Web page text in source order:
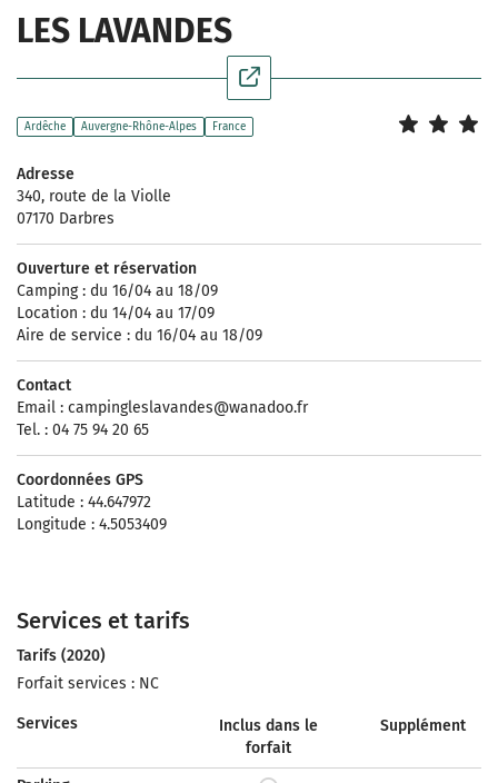
LES LAVANDES
Ardêche Auvergne-Rhône-Alpes France
Adresse
340, route de la Violle
07170 Darbres
Ouverture et réservation
Camping : du 16/04 au 18/09
Location : du 14/04 au 17/09
Aire de service : du 16/04 au 18/09
Contact
Email : campingleslavandes@wanadoo.fr
Tel. : 04 75 94 20 65
Coordonnées GPS
Latitude : 44.647972
Longitude : 4.5053409
Services et tarifs
Tarifs (2020)
Forfait services : NC
Services
Inclus dans le
forfait
Supplément